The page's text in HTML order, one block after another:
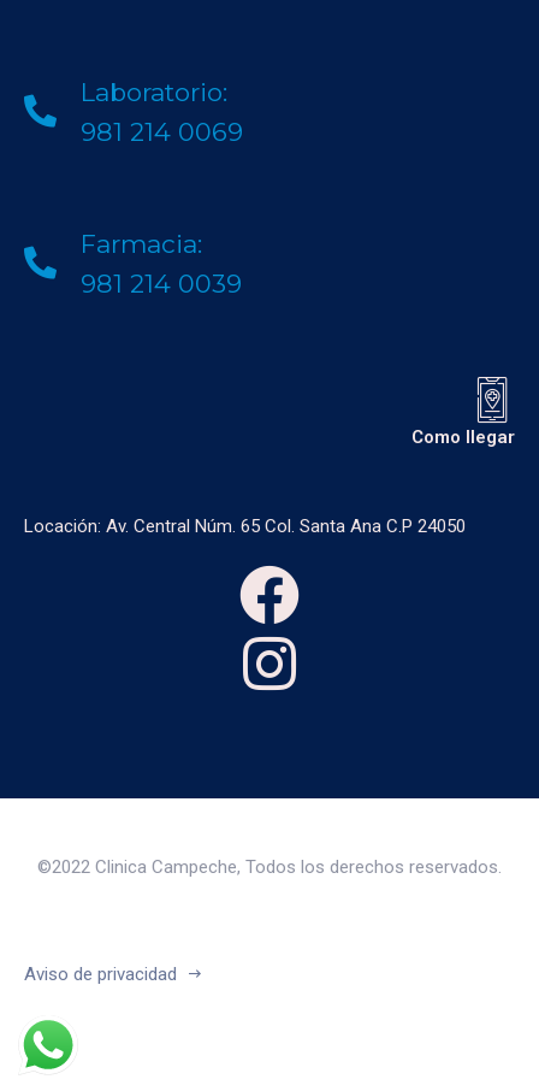
Laboratorio:
981 214 0069
Farmacia:
981 214 0039
Como llegar
Locación: Av. Central Núm. 65 Col. Santa Ana C.P 24050
©2022 Clinica Campeche, Todos los derechos reservados.
Aviso de privacidad